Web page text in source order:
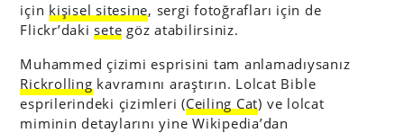
için kişisel sitesine, sergi fotoğrafları için de
Flickr’dakisete göz atabilirsiniz.
Muhammed çizimi esprisini tam anlamadıysanız
Rickrolling kavramını araştırın. Lolcat Bible
esprilerindeki çizimleri (Ceiling Cat) ve lolcat
miminin detaylarını yine Wikipedia’dan